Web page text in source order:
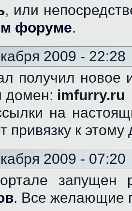
, или
форуме.
2009 - 22:28
получил новое
домен: imfurry.ru
на
привязку к этому
2009 - 07:20
запущен
. Все желающие